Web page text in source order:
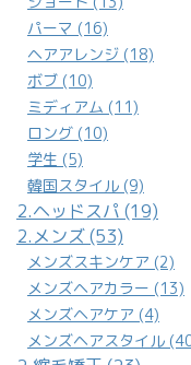
ミディアム (11)
ロング (10)
学生 (5)
韓国スタイル (9)
2.ヘッドスパ (19)
2.メンズ (53)
メンズスキンケア (2)
メンズヘアカラー (13)
メンズヘアケア (4)
メンズヘアスタイル (40)
2.縮毛矯正 (23)
シャンドラ縮毛矯正 (16)
ナチュレート (4)
2.髪質改善 (165)